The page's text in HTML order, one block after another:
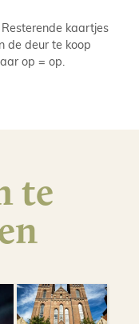
kaartjes
de deur te koop
op = op.
te